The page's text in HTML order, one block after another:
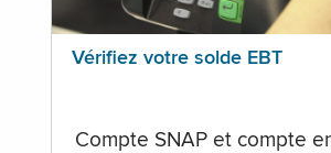
Vérifiez votre solde EBT
Compte SNAP et compte